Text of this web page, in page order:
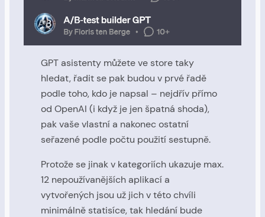
GPT asistenty můžete ve store taky
hledat, řadit se pak budou v prvé řadě
podle toho, kdo je napsal – nejdřív přímo
od OpenAI (i když je jen špatná shoda),
pak vaše vlastní a nakonec ostatní
seřazené podle počtu použití sestupně.
Protože se jinak v kategoriích ukazuje max.
12 nepoužívanějších aplikací a
vytvořených jsou už jich v této chvíli
minimálně statisíce, tak hledání bude